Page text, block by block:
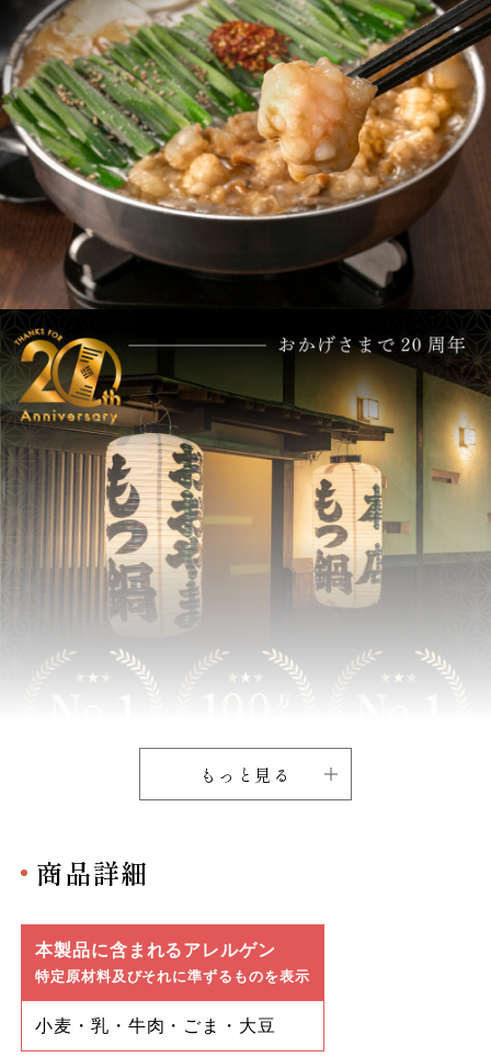
もっと見る
商品詳細
本製品に含まれるアレルゲン
特定原材料及びそれに準ずるものを表示
小麦・乳・牛肉・ごま・大豆